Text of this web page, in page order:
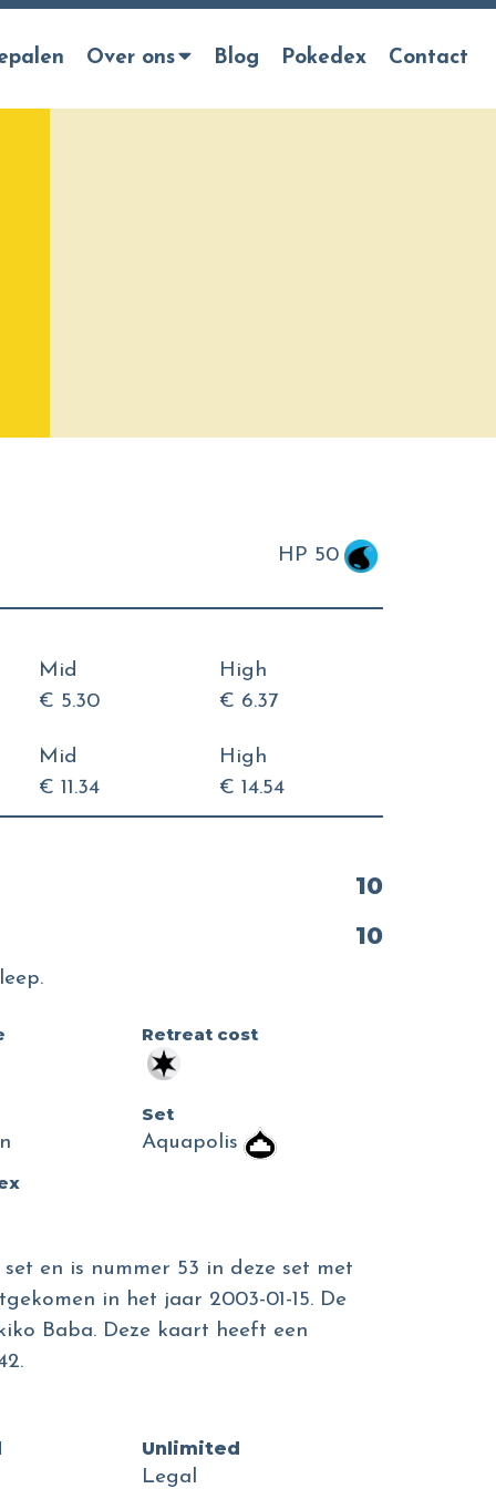
Over ons Blog Pokedex Contact
HP 50
Mid
€ 5.30
High
€ 6.37
Mid
€ 11.34
High
€ 14.54
10
10
Retreat cost
Set
Aquapolis
en is nummer 53 in deze set met
in het jaar 2003-01-15. De
Baba. Deze kaart heeft een
Unlimited
Legal